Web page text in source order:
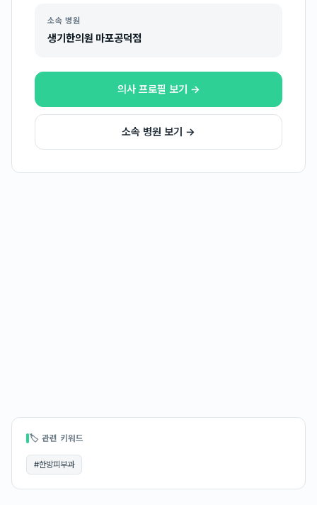
소속 병원
생기한의원 마포공덕점
의사 프로필 보기 →
소속 병원 보기 →
🏷 관련 키워드
#한방피부과